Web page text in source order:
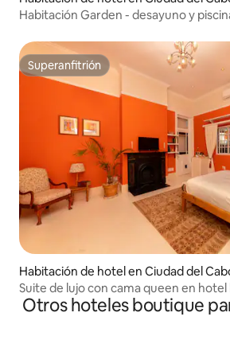
Habitación Garden - desayuno y
Superanfitrión
Superanfitrión
Habitación de hotel en Ciudad del
Suite de lujo con cama queen en
Otros hoteles boutique